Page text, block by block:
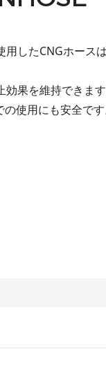
したCNGホース
果を維持できま
使用にも安全です